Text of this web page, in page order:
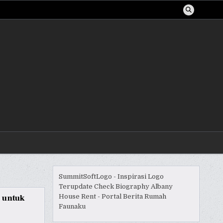
untuk
SummitSoftLogo - Inspirasi Logo
Terupdate Check Biography Albany
House Rent - Portal Berita Rumah
Faunaku